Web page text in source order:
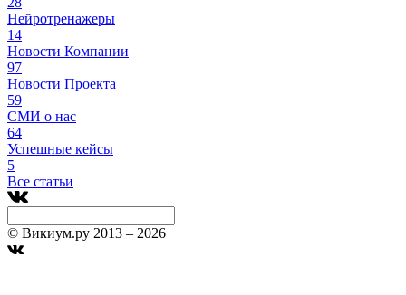
Нейротренажеры
14
Новости Компании
97
Новости Проекта
59
СМИ о нас
64
Успешные кейсы
5
Все статьи
© Викиум.ру 2013 – 2026